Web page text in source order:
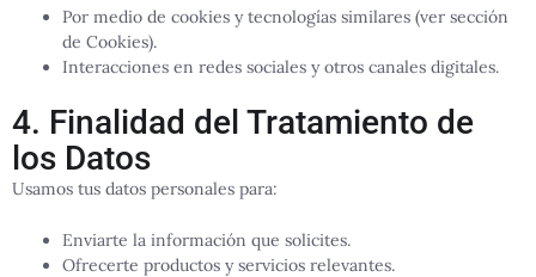
Por medio de cookies y tecnologías similares (ver sección
de Cookies).
Interacciones en redes sociales y otros canales digitales.
4. Finalidad del Tratamiento de
los Datos
Usamos tus datos personales para:
Enviarte la información que solicites.
Ofrecerte productos y servicios relevantes.